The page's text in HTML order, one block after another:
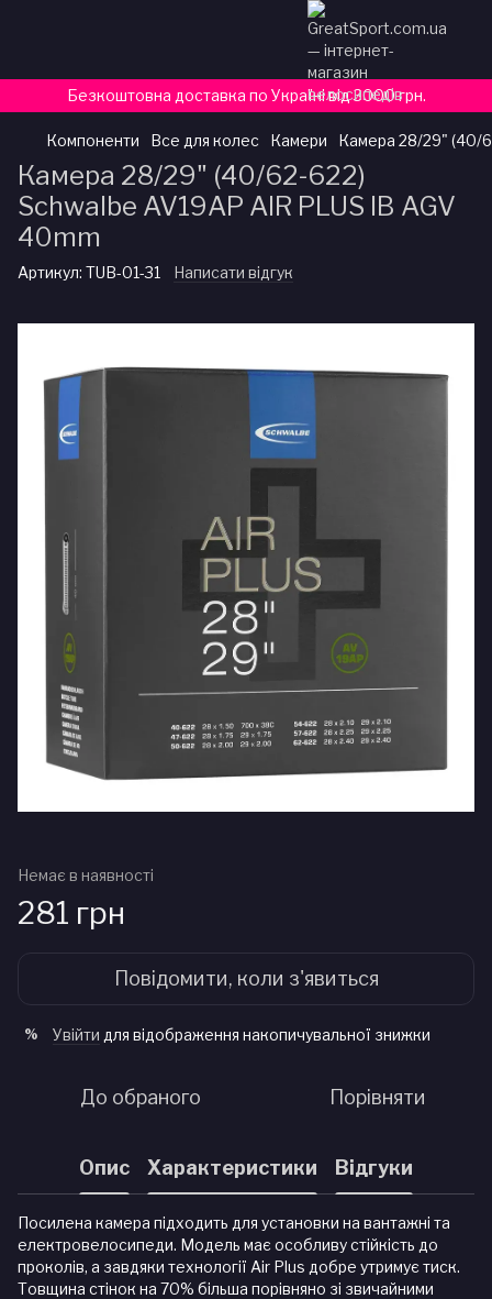
Безкоштовна доставка по Україні від 3000 грн.
Компоненти Все для колес Камери Камера 28/29" (40/
Камера 28/29" (40/62-622)
Schwalbe AV19AP AIR PLUS IB AGV
40mm
Артикул: TUB-01-31 Написати відгук
Немає в наявності
281 грн
Повідомити, коли з'явиться
% Увійти для відображення накопичувальної знижки
До обраного Порівняти
Опис Характеристики Відгуки
Посилена камера підходить для установки на вантажні та
електровелосипеди. Модель має особливу стійкість до
проколів, а завдяки технології Air Plus добре утримує тиск.
Товщина стінок на 70% більша порівняно зі звичайними